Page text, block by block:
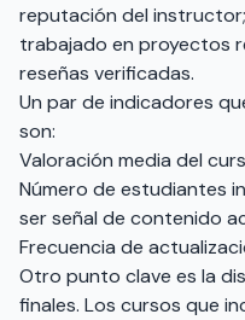
reputación del
trabajado en proyectos
reseñas verificadas.
Un par de indicadores
son:
Valoración media del
Número de estudiantes
ser señal de contenido
Frecuencia de
Otro punto clave es la
finales. Los cursos que